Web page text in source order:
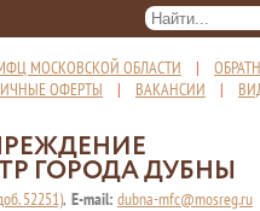
МОСКОВСКОЙ ОБЛАСТИ |
ОФЕРТЫ | ВАКАНСИИ |
ГОРОДА ДУБНЫ
52251), E-mail: dubna-mfc@mosreg.ru